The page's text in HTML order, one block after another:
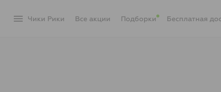
menu Чики Рики акции Подборки Бесплатная